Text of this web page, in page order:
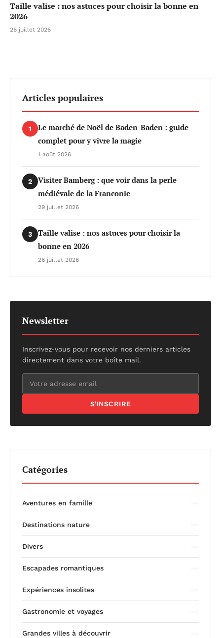
Taille valise : nos astuces pour choisir la bonne en
2026
26 juillet 2026
Articles populaires
1
Le marché de Noël de Baden-Baden : guide
complet pour y vivre la magie
1 août 2026
2
Visiter Bamberg : que voir dans la perle
médiévale de la Franconie
29 juillet 2026
3
Taille valise : nos astuces pour choisir la
bonne en 2026
26 juillet 2026
Newsletter
Inscrivez-vous pour recevoir nos derniers articles
directement dans votre boîte mail.
S'INSCRIRE
Catégories
Aventures en famille
Destinations nature
Divers
Escapades romantiques
Expériences insolites
Gastronomie et voyages
Grandes villes à découvrir